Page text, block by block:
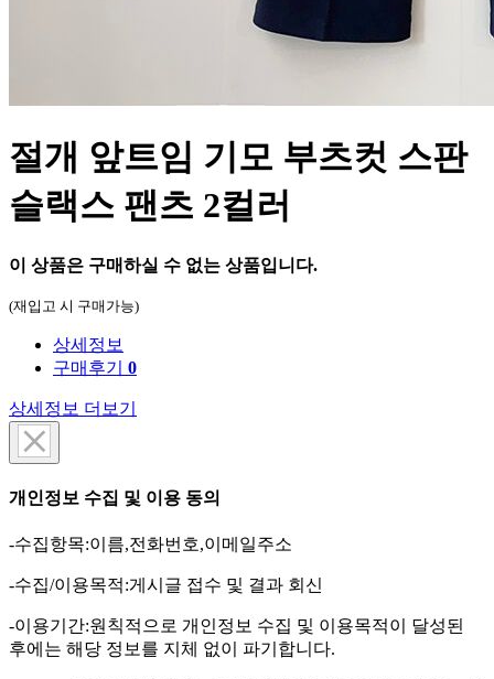
절개 앞트임 기모 부츠컷 스판
슬랙스 팬츠 2컬러
이 상품은 구매하실 수 없는 상품입니다.
(재입고 시 구매가능)
상세정보
구매후기 0
상세정보 더보기
개인정보 수집 및 이용 동의
-수집항목:이름,전화번호,이메일주소
-수집/이용목적:게시글 접수 및 결과 회신
-이용기간:원칙적으로 개인정보 수집 및 이용목적이 달성된
후에는 해당 정보를 지체 없이 파기합니다.